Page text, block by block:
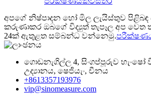
අපගේ නිෂ්පාදන හෝ මිල ලැයිස්තුව පිළිබඳ
කරුණාකර ඔබගේ විද්‍යුත් තැපෑල අප වෙත
24ක් ඇතුළත සම්බන්ධ වන්නෙමු.
ගොඩනැගිල්ල 4, සිංගප්පූරුව හැංෂෝ
උද්‍යානය, ෂෙජියැං, චීනය
+8613357193976
vip@sinomeasure.com